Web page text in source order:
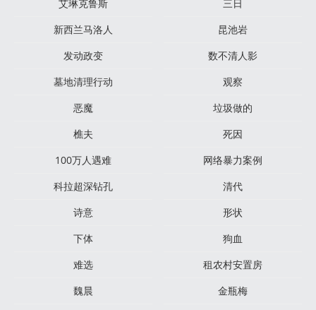
艾琳克鲁斯
三日
新西兰马洛人
昆池岩
发动政变
数不清人影
墓地清理行动
观察
恶魔
垃圾做的
樵夫
死因
100万人遇难
网络暴力案例
科拉超深钻孔
清代
诗意
形状
下体
狗血
难选
租农村安置房
魏晨
金瓶梅